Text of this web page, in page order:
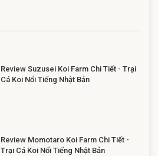
Review Suzusei Koi Farm Chi Tiết - Trại
Cá Koi Nổi Tiếng Nhật Bản
Review Momotaro Koi Farm Chi Tiết -
Trại Cá Koi Nổi Tiếng Nhật Bản